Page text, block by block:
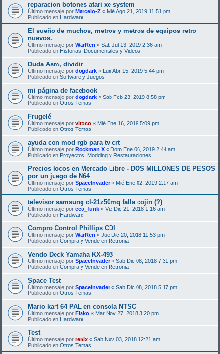
reparacion botones atari xe system
Último mensaje por Marcelo-Z « Mié Ago 21, 2019 11:51 pm
Publicado en Hardware
El sueño de muchos, metros y metros de equipos retro
nuevos.
Último mensaje por WarRen « Sab Jul 13, 2019 2:36 am
Publicado en Historias, Documentales y Videos
Duda Asm, dividir
Último mensaje por dogdark « Lun Abr 15, 2019 5:44 pm
Publicado en Software y Juegos
mi página de facebook
Último mensaje por dogdark « Sab Feb 23, 2019 8:58 pm
Publicado en Otros Temas
Frugelé
Último mensaje por vitoco « Mié Ene 16, 2019 5:09 pm
Publicado en Otros Temas
ayuda con mod rgb para tv crt
Último mensaje por Rockman X « Dom Ene 06, 2019 2:44 am
Publicado en Proyectos, Modding y Restauraciones
Precios locos en Mercado Libre - DOS MILLONES DE PESOS
por un juego de N64
Último mensaje por SpaceInvader« Mié Ene 02, 2019 2:17 am
Publicado en Otros Temas
televisor samsung cl-21z50mq falla cojin (?)
Último mensaje por eco_funk « Vie Dic 21, 2018 1:16 am
Publicado en Hardware
Compro Control Phillips CDI
Último mensaje por WarRen « Jue Dic 20, 2018 11:53 pm
Publicado en Compra y Vende en Retronia
Vendo Deck Yamaha KX-493
Último mensaje por SpaceInvader« Sab Dic 08, 2018 7:31 pm
Publicado en Compra y Vende en Retronia
Space Test
Último mensaje por SpaceInvader« Sab Dic 08, 2018 5:17 pm
Publicado en Otros Temas
Mario kart 64 PAL en consola NTSC
Último mensaje por Flako « Mar Nov 27, 2018 3:20 pm
Publicado en Hardware
Test
Último mensaje por renix « Sab Nov 03, 2018 12:21 am
Publicado en Otros Temas